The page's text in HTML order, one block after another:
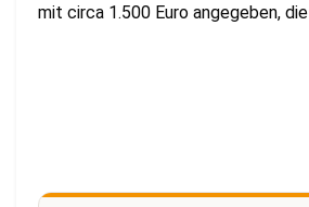
mit circa 1.500 Euro angegeben,